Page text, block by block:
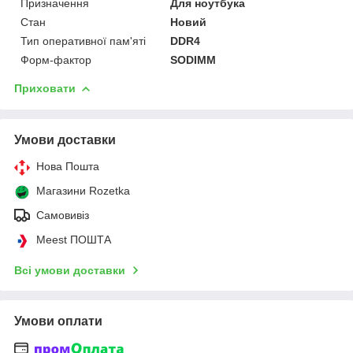
Призначення
Для ноутбука
Стан
Новий
Тип оперативної пам'яті
DDR4
Форм-фактор
SODIMM
Приховати
Умови доставки
Нова Пошта
Магазини Rozetka
Самовивіз
Meest ПОШТА
Всі умови доставки
Умови оплати